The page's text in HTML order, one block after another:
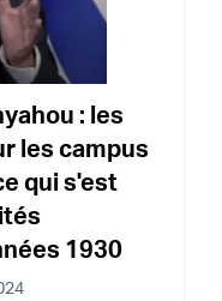
: les
les campus
qui s'est
1930